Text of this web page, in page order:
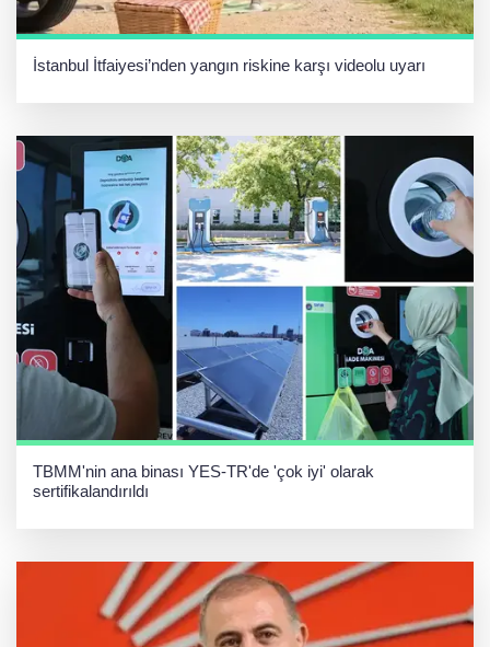
İstanbul İtfaiyesi’nden yangın riskine karşı videolu uyarı
TBMM'nin ana binası YES-TR'de 'çok iyi' olarak
sertifikalandırıldı